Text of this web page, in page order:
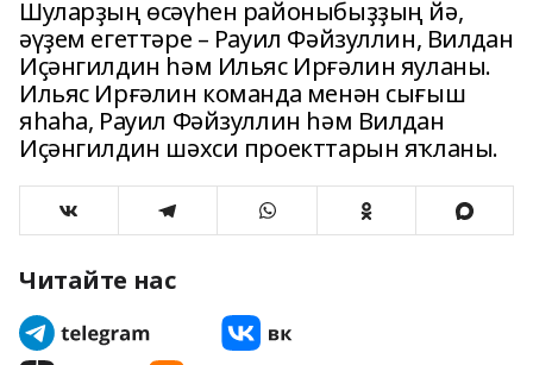
Шуларҙың өсәүһен районыбыҙҙың йә,
әүҙем егеттәре – Рауил Фәйзуллин, Вилдан
Иҫәнгилдин һәм Ильяс Ирғәлин яуланы.
Ильяс Ирғәлин команда менән сығыш
яһаһа, Рауил Фәйзуллин һәм Вилдан
Иҫәнгилдин шәхси проекттарын яҡланы.
Читайте нас